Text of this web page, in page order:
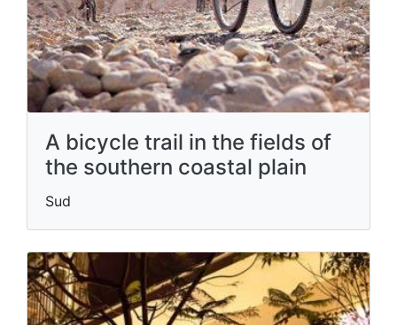
A bicycle trail in the fields of
the southern coastal plain
Sud